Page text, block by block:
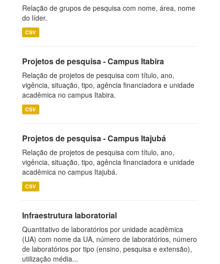
Relação de grupos de pesquisa com nome, área, nome
do líder.
CSV
Projetos de pesquisa - Campus Itabira
Relação de projetos de pesquisa com título, ano,
vigência, situação, tipo, agência financiadora e unidade
acadêmica no campus Itabira.
CSV
Projetos de pesquisa - Campus Itajubá
Relação de projetos de pesquisa com título, ano,
vigência, situação, tipo, agência financiadora e unidade
acadêmica no campus Itajubá.
CSV
Infraestrutura laboratorial
Quantitativo de laboratórios por unidade acadêmica
(UA) com nome da UA, número de laboratórios, número
de laboratórios por tipo (ensino, pesquisa e extensão),
utilização média...